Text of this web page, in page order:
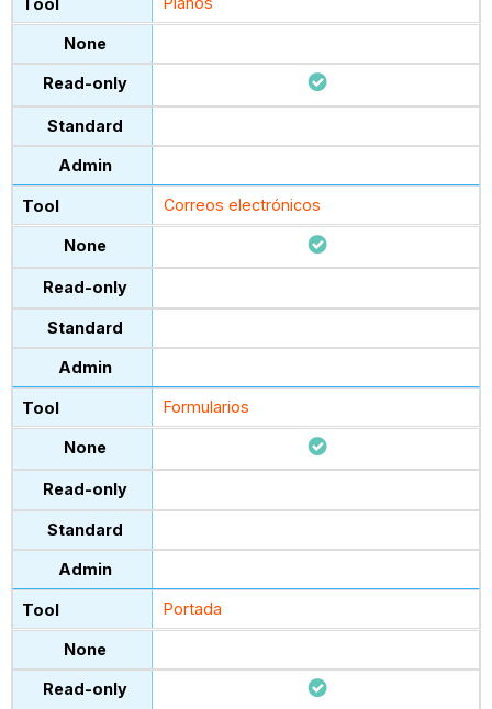
Correos electrónicos
Formularios
Portada